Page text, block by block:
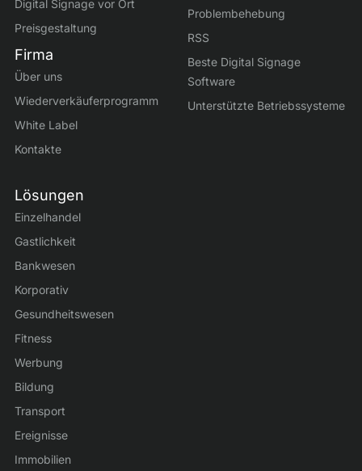
Digital Signage vor Ort
Preisgestaltung
Firma
Über uns
Wiederverkäuferprogramm
White Label
Kontakte
Lösungen
Einzelhandel
Gastlichkeit
Bankwesen
Korporativ
Gesundheitswesen
Fitness
Werbung
Bildung
Transport
Ereignisse
Immobilien
Problembehebung
RSS
Beste Digital Signage
Software
Unterstützte Betriebssysteme